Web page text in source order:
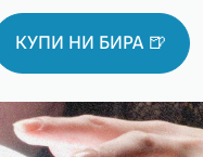
КУПИ НИ БИРА 🍺